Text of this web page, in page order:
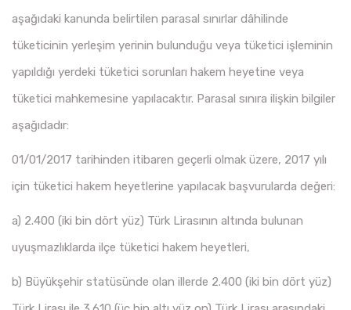
aşağıdaki kanunda belirtilen parasal sınırlar dâhilinde
tüketicinin yerleşim yerinin bulunduğu veya tüketici işleminin
yapıldığı yerdeki tüketici sorunları hakem heyetine veya
tüketici mahkemesine yapılacaktır. Parasal sınıra ilişkin bilgiler
aşağıdadır:
01/01/2017 tarihinden itibaren geçerli olmak üzere, 2017 yılı
için tüketici hakem heyetlerine yapılacak başvurularda değeri:
a) 2.400 (iki bin dört yüz) Türk Lirasının altında bulunan
uyuşmazlıklarda ilçe tüketici hakem heyetleri,
b) Büyükşehir statüsünde olan illerde 2.400 (iki bin dört yüz)